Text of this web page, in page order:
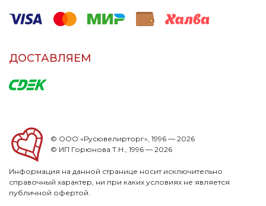
ДОСТАВЛЯЕМ
© ООО «Русювелирторг», 1996 — 2026
© ИП Горюнова Т.Н., 1996 — 2026
Информация на данной странице носит исключительно
справочный характер, ни при каких условиях не является
публичной офертой.